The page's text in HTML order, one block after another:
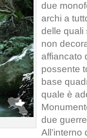
due
archi a
delle quali
non
affiancato
possente
base
quale è
due
All’interno